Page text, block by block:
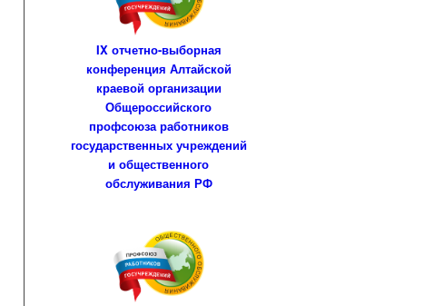
IX отчетно-выборная
конференция Алтайской
краевой организации
Общероссийского
профсоюза работников
государственных учреждений
и общественного
обслуживания РФ